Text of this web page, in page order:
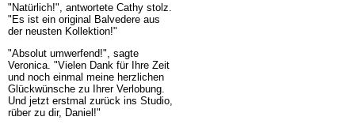
"Natürlich!", antwortete Cathy stolz.
"Es ist ein original Balvedere aus
der neusten Kollektion!"
"Absolut umwerfend!", sagte
Veronica. "Vielen Dank für Ihre Zeit
und noch einmal meine herzlichen
Glückwünsche zu Ihrer Verlobung.
Und jetzt erstmal zurück ins Studio,
rüber zu dir, Daniel!"